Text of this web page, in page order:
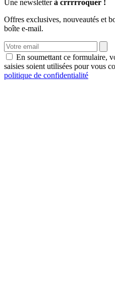
Une newsletterà crrrrroquer !
Offres exclusives, nouveautés et
boîte e-mail.
En soumettant ce formulaire,
saisies soient utilisées pour vous
politique de confidentialité